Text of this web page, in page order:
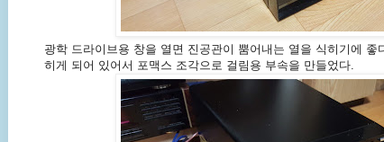
광학 드라이브용 창을 열면 진공관이 뿜어내는 열을 식히기에
히게 되어 있어서 포맥스 조각으로 걸림용 부속을 만들었다.